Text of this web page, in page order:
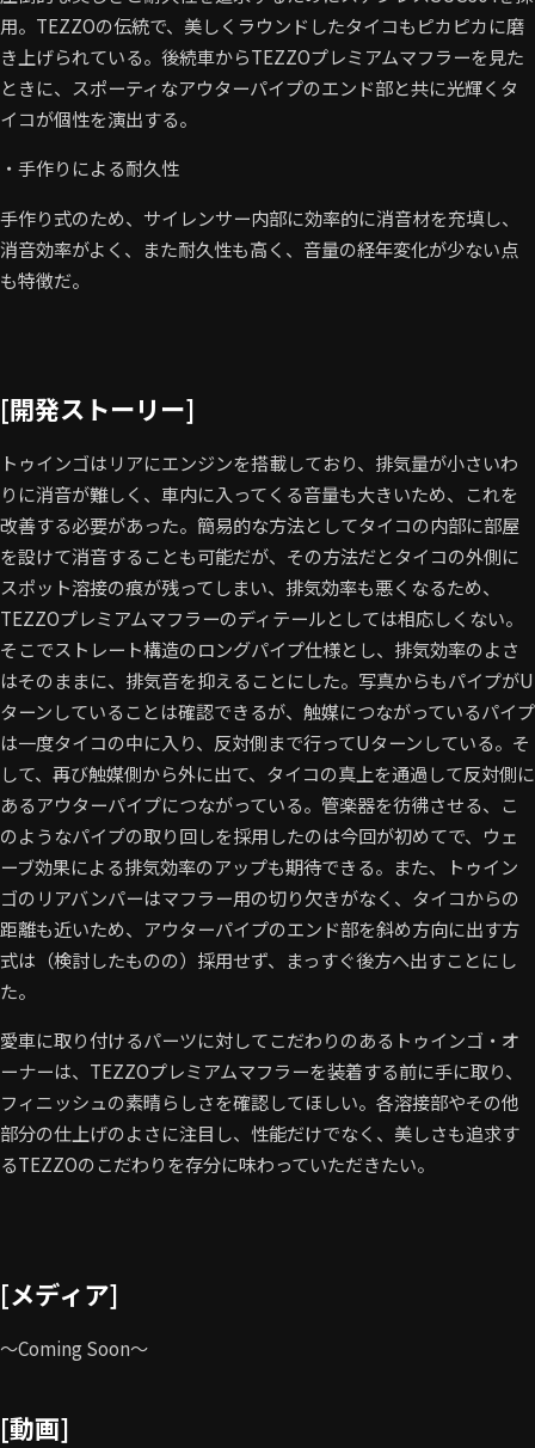
用。TEZZOの伝統で、美しくラウンドしたタイコもピカピカに磨
き上げられている。後続車からTEZZOプレミアムマフラーを見た
ときに、スポーティなアウターパイプのエンド部と共に光輝くタ
イコが個性を演出する。
・手作りによる耐久性
手作り式のため、サイレンサー内部に効率的に消音材を充填し、
消音効率がよく、また耐久性も高く、音量の経年変化が少ない点
も特徴だ。
[開発ストーリー]
トゥインゴはリアにエンジンを搭載しており、排気量が小さいわ
りに消音が難しく、車内に入ってくる音量も大きいため、これを
改善する必要があった。簡易的な方法としてタイコの内部に部屋
を設けて消音することも可能だが、その方法だとタイコの外側に
スポット溶接の痕が残ってしまい、排気効率も悪くなるため、
TEZZOプレミアムマフラーのディテールとしては相応しくない。
そこでストレート構造のロングパイプ仕様とし、排気効率のよさ
はそのままに、排気音を抑えることにした。写真からもパイプがU
ターンしていることは確認できるが、触媒につながっているパイプ
は一度タイコの中に入り、反対側まで行ってUターンしている。そ
して、再び触媒側から外に出て、タイコの真上を通過して反対側に
あるアウターパイプにつながっている。管楽器を彷彿させる、こ
のようなパイプの取り回しを採用したのは今回が初めてで、ウェ
ーブ効果による排気効率のアップも期待できる。また、トゥイン
ゴのリアバンパーはマフラー用の切り欠きがなく、タイコからの
距離も近いため、アウターパイプのエンド部を斜め方向に出す方
式は（検討したものの）採用せず、まっすぐ後方へ出すことにし
た。
愛車に取り付けるパーツに対してこだわりのあるトゥインゴ・オ
ーナーは、TEZZOプレミアムマフラーを装着する前に手に取り、
フィニッシュの素晴らしさを確認してほしい。各溶接部やその他
部分の仕上げのよさに注目し、性能だけでなく、美しさも追求す
るTEZZOのこだわりを存分に味わっていただきたい。
[メディア]
～Coming Soon～
[動画]